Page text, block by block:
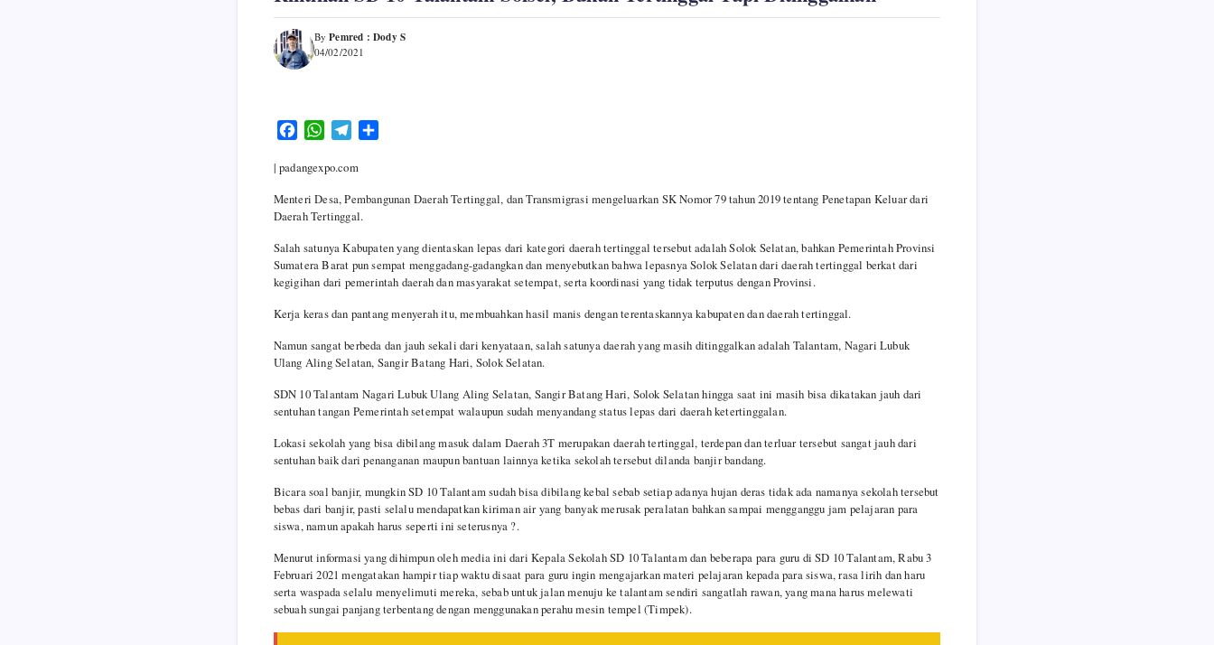
ByPemred : Dody S
04/02/2021
c
b
o
k
W
a
s
p
p
l
g
a
m
e
| padangexpo.com
Menteri Desa, Pembangunan Daerah Tertinggal, dan Transmigrasi mengeluarkan SK Nomor 79 tahun 2019 tentang Penetapan Keluar dari
Daerah Tertinggal.
Salah satunya Kabupaten yang dientaskan lepas dari kategori daerah tertinggal tersebut adalah Solok Selatan, bahkan Pemerintah Provinsi
Sumatera Barat pun sempat menggadang-gadangkan dan menyebutkan bahwa lepasnya Solok Selatan dari daerah tertinggal berkat dari
kegigihan dari pemerintah daerah dan masyarakat setempat, serta koordinasi yang tidak terputus dengan Provinsi.
Kerja keras dan pantang menyerah itu, membuahkan hasil manis dengan terentaskannya kabupaten dan daerah tertinggal.
Namun sangat berbeda dan jauh sekali dari kenyataan, salah satunya daerah yang masih ditinggalkan adalah Talantam, Nagari Lubuk
Ulang Aling Selatan, Sangir Batang Hari, Solok Selatan.
SDN 10 Talantam Nagari Lubuk Ulang Aling Selatan, Sangir Batang Hari, Solok Selatan hingga saat ini masih bisa dikatakan jauh dari
sentuhan tangan Pemerintah setempat walaupun sudah menyandang status lepas dari daerah ketertinggalan.
Lokasi sekolah yang bisa dibilang masuk dalam Daerah 3T merupakan daerah tertinggal, terdepan dan terluar tersebut sangat jauh dari
sentuhan baik dari penanganan maupun bantuan lainnya ketika sekolah tersebut dilanda banjir bandang.
Bicara soal banjir, mungkin SD 10 Talantam sudah bisa dibilang kebal sebab setiap adanya hujan deras tidak ada namanya sekolah tersebut
bebas dari banjir, pasti selalu mendapatkan kiriman air yang banyak merusak peralatan bahkan sampai mengganggu jam pelajaran para
siswa, namun apakah harus seperti ini seterusnya ?.
Menurut informasi yang dihimpun oleh media ini dari Kepala Sekolah SD 10 Talantam dan beberapa para guru di SD 10 Talantam, Rabu 3
Februari 2021 mengatakan hampir tiap waktu disaat para guru ingin mengajarkan materi pelajaran kepada para siswa, rasa lirih dan haru
serta waspada selalu menyelimuti mereka, sebab untuk jalan menuju ke talantam sendiri sangatlah rawan, yang mana harus melewati
sebuah sungai panjang terbentang dengan menggunakan perahu mesin tempel (Timpek).